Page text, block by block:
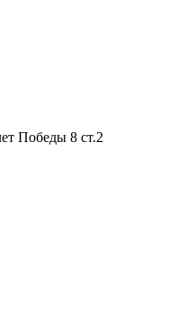
Победы 8 ст.2